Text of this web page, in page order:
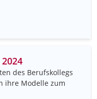
des Berufskollegs
ihre Modelle zum